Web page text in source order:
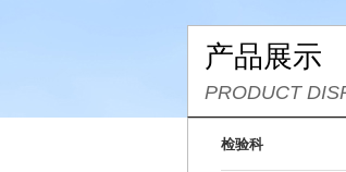
产品展示
PRODUCT
检验科